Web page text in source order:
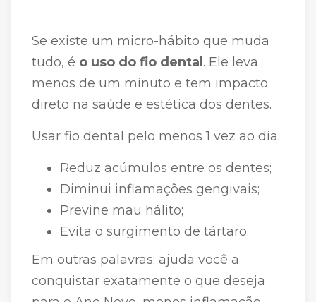
Se existe um micro-hábito que muda
tudo, é o uso do fio dental . Ele leva
menos de um minuto e tem impacto
direto na saúde e estética dos dentes.
Usar fio dental pelo menos 1 vez ao dia:
Reduz acúmulos entre os dentes;
Diminui inflamações gengivais;
Previne mau hálito;
Evita o surgimento de tártaro.
Em outras palavras: ajuda você a
conquistar exatamente o que deseja